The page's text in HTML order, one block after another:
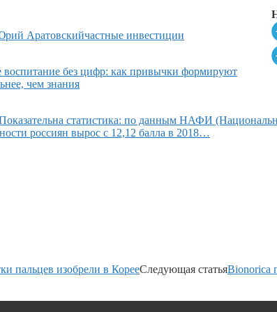
Аратовскийчастные инвестиции
воспитание без цифр: как привычки формируют
чем знания
статистика: по данным НАФИ
россиян вырос с 12,12 балла в 2018…
пальцев изобрели в КорееСледующая статьяBionorica